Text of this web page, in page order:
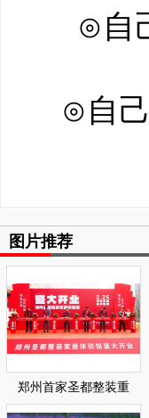
⊙自
⊙自
图片推荐
郑州首家圣都整装重